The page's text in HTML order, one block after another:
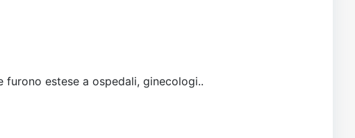
estese a ospedali, ginecologi..